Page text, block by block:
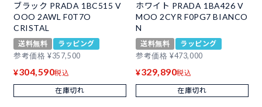
ブラック PRADA 1BC515 V
OOO 2AWL F0T7O
CRISTAL
送料無料
ラッピング
参考価格 ¥357,500
¥304,590税込
在庫切れ
ホワイト PRADA 1BA426 V
MOO 2CYR F0PG7 BIANCO
N
送料無料
ラッピング
参考価格 ¥473,000
¥329,890税込
在庫切れ